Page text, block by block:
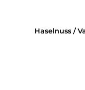
Haselnuss /